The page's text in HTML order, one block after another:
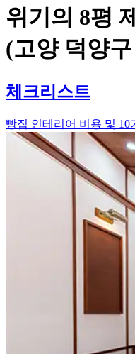
위기의 8평
(고양 덕양
체크리스트
빵집 인테리어 비용 및 10